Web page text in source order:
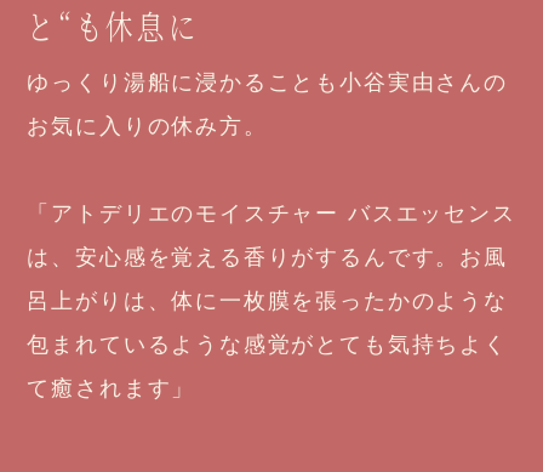
と“も休息に
ゆっくり湯船に浸かることも小谷実由さんの
お気に入りの休み方。
「アトデリエのモイスチャー バスエッセンス
は、安心感を覚える香りがするんです。お風
呂上がりは、体に一枚膜を張ったかのような
包まれているような感覚がとても気持ちよく
て癒されます」